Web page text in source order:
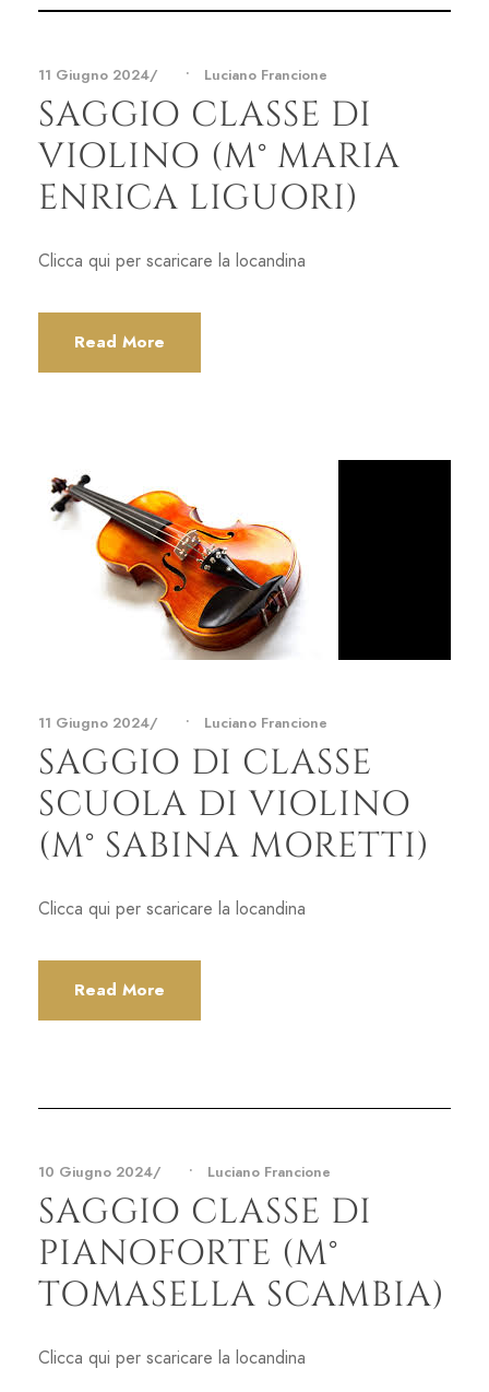
11 Giugno 2024 • Luciano Francione
SAGGIO CLASSE DI
VIOLINO (M° MARIA
ENRICA LIGUORI)
Clicca qui per scaricare la locandina
Read More
11 Giugno 2024 • Luciano Francione
SAGGIO DI CLASSE
SCUOLA DI VIOLINO
(M° SABINA MORETTI)
Clicca qui per scaricare la locandina
Read More
10 Giugno 2024 • Luciano Francione
SAGGIO CLASSE DI
PIANOFORTE (M°
TOMASELLA SCAMBIA)
Clicca qui per scaricare la locandina